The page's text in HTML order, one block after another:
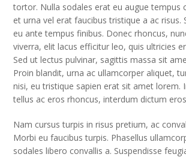
tortor. Nulla sodales erat eu augue tempus
et urna vel erat faucibus tristique a ac risus.
eu ante tempus finibus. Donec rhoncus,
viverra, elit lacus efficitur leo, quis ultricies
Sed ut lectus pulvinar, sagittis massa sit
Proin blandit, urna ac ullamcorper aliquet,
nisi, eu tristique sapien erat sit amet lorem.
tellus ac eros rhoncus, interdum dictum
Nam cursus turpis in risus pretium, ac
Morbi eu faucibus turpis. Phasellus
sodales libero convallis a. Suspendisse